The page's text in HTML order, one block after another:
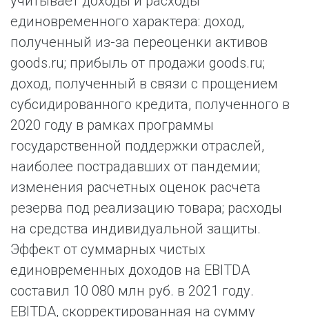
единовременного характера: доход,
полученный из-за переоценки активов
goods.ru; прибыль от продажи goods.ru;
доход, полученный в связи с прощением
субсидированного кредита, полученного в
2020 году в рамках программы
государственной поддержки отраслей,
наиболее пострадавших от пандемии;
изменения расчетных оценок расчета
резерва под реализацию товара; расходы
на средства индивидуальной защиты.
Эффект от суммарных чистых
единовременных доходов на EBITDA
составил 10 080 млн руб. в 2021 году.
EBITDA, скорректированная на сумму